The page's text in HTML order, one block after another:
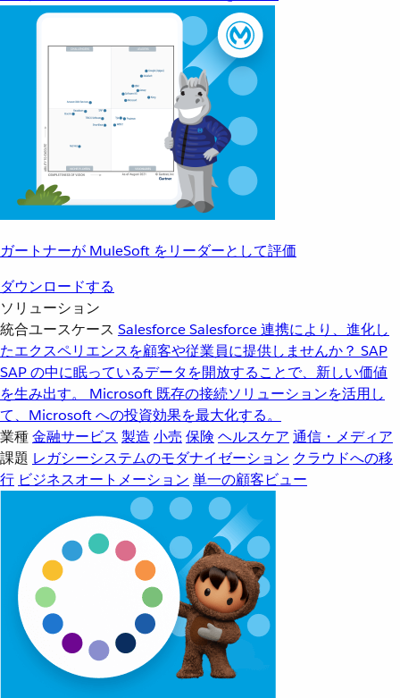
ガートナーが MuleSoft をリーダーとして評価
ダウンロードする
ソリューション
統合ユースケース SalesforceSalesforce 連携により、進化し
たエクスペリエンスを顧客や従業員に提供しませんか？ SAP
SAP の中に眠っているデータを開放することで、新しい価値
を生み出す。
Microsoft 既存の接続ソリューションを活用し
て、Microsoft への投資効果を最大化する。
業種金融サービス 製造 小売 保険 ヘルスケア 通信・メディア
課題 レガシーシステムのモダナイゼーション クラウドへの移
行 ビジネスオートメーション 単一の顧客ビュー